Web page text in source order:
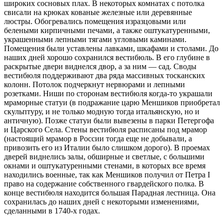
широких сосновых плах. В некоторых комнатах с потолка
свисали на крюках кованые железные или деревянные
люстры. Обогревались помещения изразцовыми или
белеными кирпичными печами, а также оштукатуренными,
украшенными лепными тягами угловыми каминами.
Помещения были уставлены лавками, шкафами и столами. До
наших дней хорошо сохранился вестибюль. В его глубине в
раскрытые двери виднелся двор, а за ним — сад. Своды
вестибюля поддерживают два ряда массивных тосканских
колонн. Потолок подчеркнут нервюрами и лепными
розетками. Ниши по сторонам вестибюля когда-то украшали
мраморные статуи (в подражание царю Меншиков приобретал
скульптуру, и не только модную тогда итальянскую, но и
античную). Позже статуи были вывезены в парки Петергофа
и Царского Села. Стены вестибюля расписаны под мрамор
(настоящий мрамор в России тогда еще не добывали, а
привозить его из Италии было слишком дорого). В проемах
дверей виднелись залы, обширные и светлые, с большими
окнами и оштукатуренными стенами, в которых все время
находились военные, так как Меншиков получил от Петра I
право на содержание собственного гвардейского полка. В
конце вестибюля находится большая Парадная лестница. Она
сохранилась до наших дней с некоторыми изменениями,
сделанными в 1740-х годах.